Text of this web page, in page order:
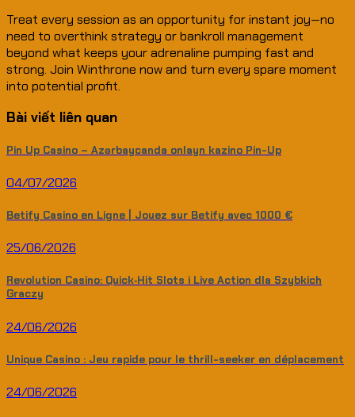
Treat every session as an opportunity for instant joy—no
need to overthink strategy or bankroll management
beyond what keeps your adrenaline pumping fast and
strong. Join Winthrone now and turn every spare moment
into potential profit.
Bài viết liên quan
Pin Up Casino – Azərbaycanda onlayn kazino Pin-Up
04/07/2026
Betify Casino en Ligne | Jouez sur Betify avec 1000 €
25/06/2026
Revolution Casino: Quick‑Hit Slots i Live Action dla Szybkich
Graczy
24/06/2026
Unique Casino : Jeu rapide pour le thrill-seeker en déplacement
24/06/2026